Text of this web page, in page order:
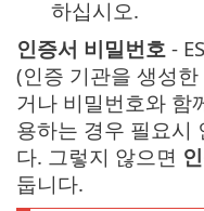
하십시오.
인증서 비밀번호 -
(인증 기관을 생성
거나 비밀번호와 함
용하는 경우 필요시
다. 그렇지 않으면
둡니다.